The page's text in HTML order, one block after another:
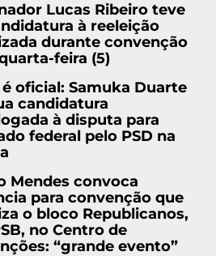
Lucas Ribeiro teve
à reeleição
durante convenção
feira (5)
oficial: Samuka Duarte
candidatura
à disputa para
federal pelo PSD na
Mendes convoca
para convenção que
o bloco Republicanos,
no Centro de
“grande evento”